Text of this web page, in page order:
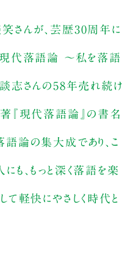
さんが、芸歴30周年に
現代落語論 〜私を落語
談志さんの58年売れ続け
『現代落語論』の書名
論の集大成であり、こ
も、もっと深く落語を楽
て軽快にやさしく時代と